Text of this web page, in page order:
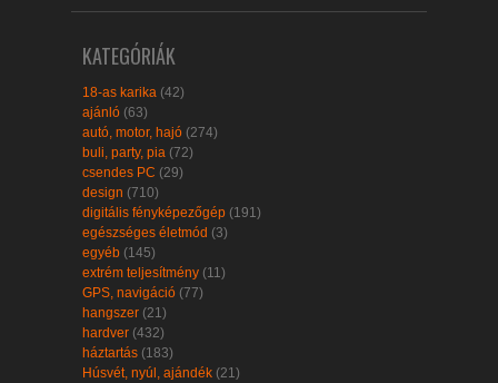
KATEGÓRIÁK
18-as karika (42)
ajánló (63)
autó, motor, hajó (274)
buli, party, pia (72)
csendes PC (29)
design (710)
digitális fényképezőgép (191)
egészséges életmód (3)
egyéb (145)
extrém teljesítmény (11)
GPS, navigáció (77)
hangszer (21)
hardver (432)
háztartás (183)
Húsvét, nyúl, ajándék (21)